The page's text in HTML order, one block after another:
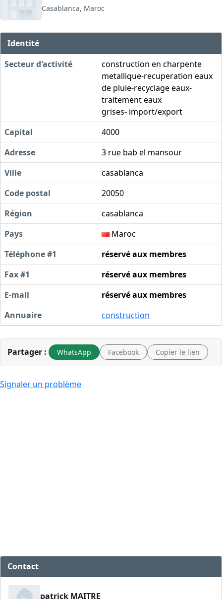
Casablanca, Maroc
Identité
Secteur d'activité
construction en charpente
metallique-recuperation eaux
de pluie-recyclage eaux-
traitement eaux
grises- import/export
Capital
4000
Adresse
3 rue bab el mansour
Ville
casablanca
Code postal
20050
Région
casablanca
Pays
Maroc
Téléphone #1
réservé aux membres
Fax #1
réservé aux membres
E-mail
réservé aux membres
Annuaire
construction
Partager : WhatsApp Facebook Copier le lien
Signaler un problème
Contact
patrick MAITRE